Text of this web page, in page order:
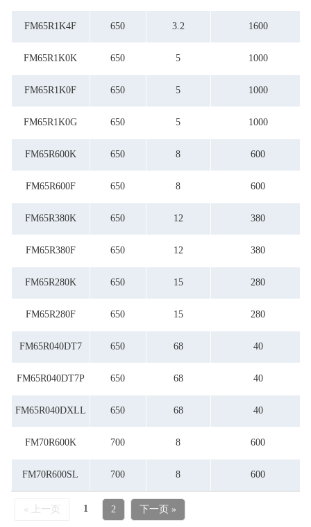
FM65R1K4F 650 3.2 1600
FM65R1K0K 650 5 1000
FM65R1K0F 650 5 1000
FM65R1K0G 650 5 1000
FM65R600K 650 8 600
FM65R600F 650 8 600
FM65R380K 650 12 380
FM65R380F 650 12 380
FM65R280K 650 15 280
FM65R280F 650 15 280
FM65R040DT7 650 68 40
FM65R040DT7P 650 68 40
FM65R040DXLL 650 68 40
FM70R600K 700 8 600
FM70R600SL 700 8 600
« 上一页 1 2 下一页 »